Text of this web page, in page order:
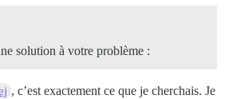
solution à votre problème :
, c’est exactement ce que je cherchais. Je